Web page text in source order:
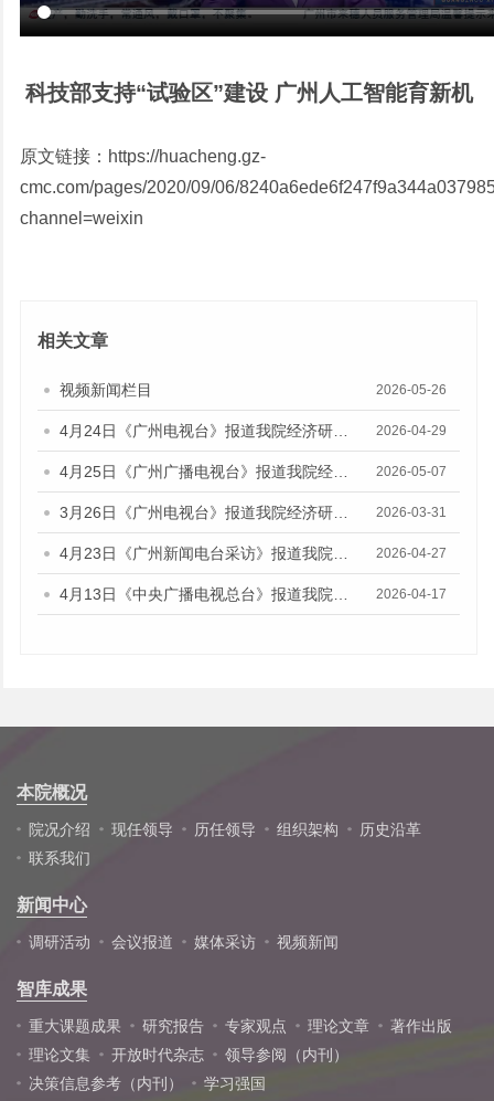
科技部支持“试验区”建设 广州人工智能育新机
原文链接： https://huacheng.gz-
cmc.com/pages/2020/09/06/
channel=weixin
相关文章
视频新闻栏目 2026-05-26
2026-04-29
2026-05-07
2026-03-31
2026-04-27
2026-04-17
本院概况
院况介绍 现任领导 历任领导 组织架构
历史沿革
联系我们
新闻中心
调研活动 会议报道 媒体采访 视频新闻
智库成果
重大课题成果 研究报告 专家观点 理论文章
著作出版
理论文集
开放时代杂志
领导参阅（内刊）
决策信息参考（内刊）
学习强国